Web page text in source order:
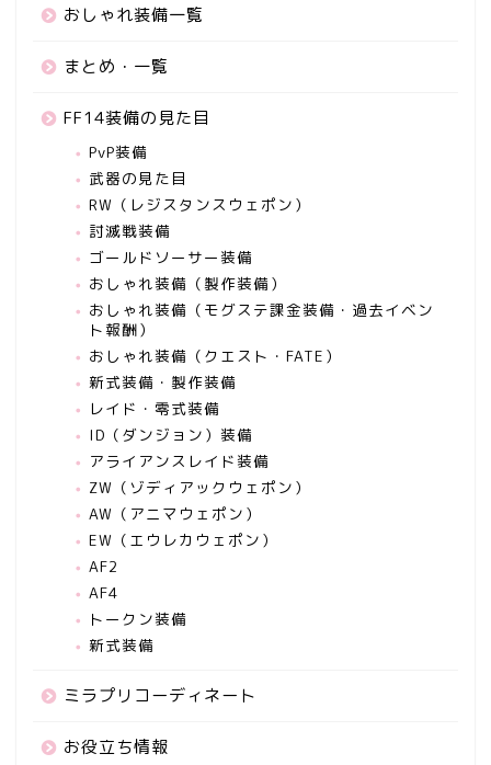
おしゃれ装備一覧
まとめ・一覧
FF14装備の見た目
PvP装備
武器の見た目
RW（レジスタンスウェポン）
討滅戦装備
ゴールドソーサー装備
おしゃれ装備（製作装備）
おしゃれ装備（モグステ課金装備・過去イベン
ト報酬）
おしゃれ装備（クエスト・FATE）
新式装備・製作装備
レイド・零式装備
ID（ダンジョン）装備
アライアンスレイド装備
ZW（ゾディアックウェポン）
AW（アニマウェポン）
EW（エウレカウェポン）
AF2
AF4
トークン装備
新式装備
ミラプリコーディネート
お役立ち情報